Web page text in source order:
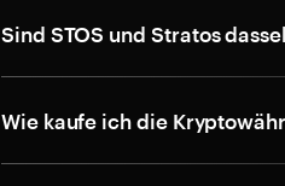
Sind STOS und Stratos
Wie kaufe ich die